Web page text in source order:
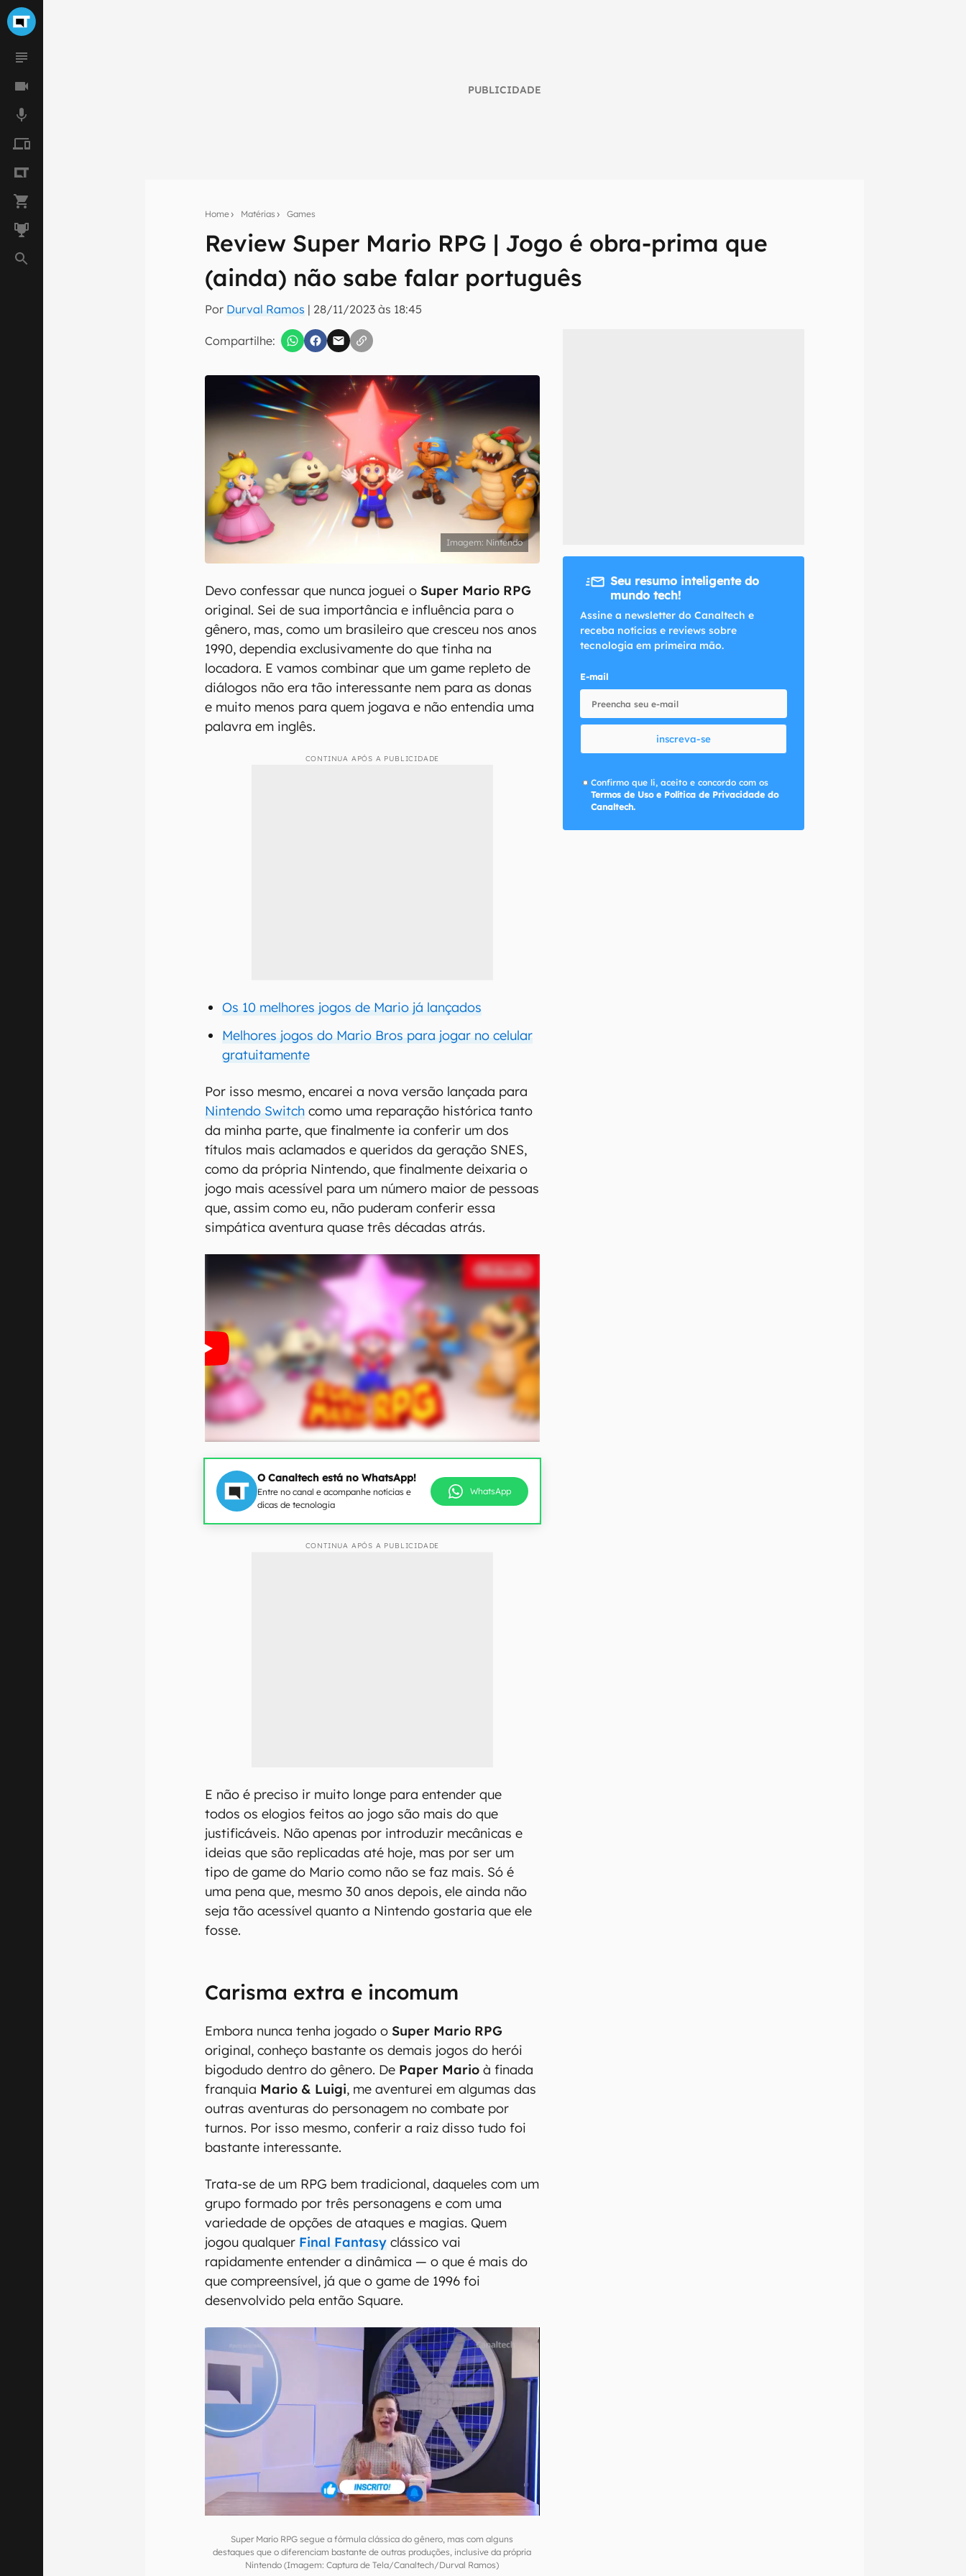
PUBLICIDADE
Home Matérias Games
Review Super Mario RPG | Jogo é obra-prima que
(ainda) não sabe falar português
Por Durval Ramos | 28/11/2023 às 18:45
Compartilhe:
Seu resumo inteligente do mundo tech!
Assine a newsletter do Canaltech e receba notícias e reviews sobre tecnologia em primeira
inscreva-se
Confirmo que li, aceito e concordo com os Termos de Uso e Política de Privacidade do Canaltech.
Nintendo
Devo confessar que nunca joguei o Super Mario RPG
original. Sei de sua importância e influência para o
gênero, mas, como um brasileiro que cresceu nos anos
1990, dependia exclusivamente do que tinha na
locadora. E vamos combinar que um game repleto de
diálogos não era tão interessante nem para as donas
e muito menos para quem jogava e não entendia uma
palavra em inglês.
CONTINUA APÓS A PUBLICIDADE
Os 10 melhores jogos de Mario já lançados
Melhores jogos do Mario Bros para jogar no celular
gratuitamente
Por isso mesmo, encarei a nova versão lançada para
Nintendo Switch como uma reparação histórica tanto
da minha parte, que finalmente ia conferir um dos
títulos mais aclamados e queridos da geração SNES,
como da própria Nintendo, que finalmente deixaria o
jogo mais acessível para um número maior de pessoas
que, assim como eu, não puderam conferir essa
simpática aventura quase três décadas atrás.
O Canaltech está no WhatsApp!
Entre no canal e acompanhe notícias e
dicas de tecnologia
WhatsApp
CONTINUA APÓS A PUBLICIDADE
E não é preciso ir muito longe para entender que
todos os elogios feitos ao jogo são mais do que
justificáveis. Não apenas por introduzir mecânicas e
ideias que são replicadas até hoje, mas por ser um
tipo de game do Mario como não se faz mais. Só é
uma pena que, mesmo 30 anos depois, ele ainda não
seja tão acessível quanto a Nintendo gostaria que ele
fosse.
Carisma extra e incomum
Embora nunca tenha jogado o Super Mario RPG
original, conheço bastante os demais jogos do herói
bigodudo dentro do gênero. De Paper Mario à finada
franquia Mario & Luigi, me aventurei em algumas das
outras aventuras do personagem no combate por
turnos. Por isso mesmo, conferir a raiz disso tudo foi
bastante interessante.
Trata-se de um RPG bem tradicional, daqueles com um
grupo formado por três personagens e com uma
variedade de opções de ataques e magias. Quem
jogou qualquer Final Fantasy clássico vai
rapidamente entender a dinâmica — o que é mais do
que compreensível, já que o game de 1996 foi
desenvolvido pela então Square.
Super Mario RPG segue a fórmula clássica do gênero, mas com alguns
destaques que o diferenciam bastante de outras produções, inclusive da própria
Nintendo (Imagem: Captura de Tela/Canaltech/Durval Ramos)
Seu resumo inteligente do
mundo tech!
Assine a newsletter do Canaltech e
receba notícias e reviews sobre
tecnologia em primeira mão.
E-mail
inscreva-se
Confirmo que li, aceito e concordo com os
Termos de Uso e Política de Privacidade do
Canaltech.